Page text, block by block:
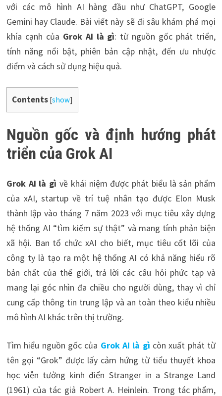
với các mô hình AI hàng đầu như ChatGPT, Google
Gemini hay Claude. Bài viết này sẽ đi sâu khám phá mọi
khía cạnh của Grok AI là gì: từ nguồn gốc phát triển,
tính năng nổi bật, phiên bản cập nhật, đến ưu nhược
điểm và cách sử dụng hiệu quả.
Contents [show]
Nguồn gốc và định hướng phát
triển của Grok AI
Grok AI là gì về khái niệm được phát biểu là sản phẩm
của xAI, startup về trí tuệ nhân tạo được Elon Musk
thành lập vào tháng 7 năm 2023 với mục tiêu xây dựng
hệ thống AI “tìm kiếm sự thật” và mang tính phản biện
xã hội. Ban tổ chức xAI cho biết, mục tiêu cốt lõi của
công ty là tạo ra một hệ thống AI có khả năng hiểu rõ
bản chất của thế giới, trả lời các câu hỏi phức tạp và
mang lại góc nhìn đa chiều cho người dùng, thay vì chỉ
cung cấp thông tin trung lập và an toàn theo kiểu nhiều
mô hình AI khác trên thị trường.
Tìm hiểu nguồn gốc của Grok AI là gì còn xuất phát từ
tên gọi “Grok” được lấy cảm hứng từ tiểu thuyết khoa
học viễn tưởng kinh điển Stranger in a Strange Land
(1961) của tác giả Robert A. Heinlein. Trong tác phẩm,